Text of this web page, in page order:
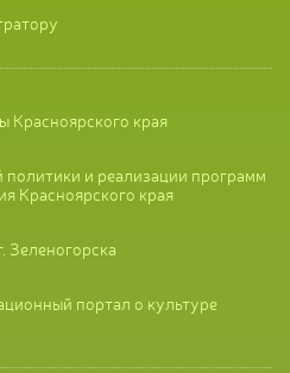
Красноярского края
и реализации программ
Красноярского края
Зеленогорска
портал о культуре